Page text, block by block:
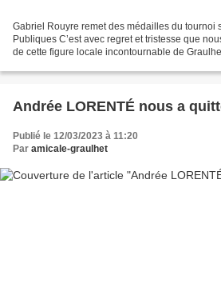
Gabriel Rouyre remet des médailles du tournoi
Publiques C’est avec regret et tristesse que
de cette figure locale incontournable de
Andrée LORENTÉ nous a
Publié le 12/03/2023 à 11:20
Par amicale-graulhet